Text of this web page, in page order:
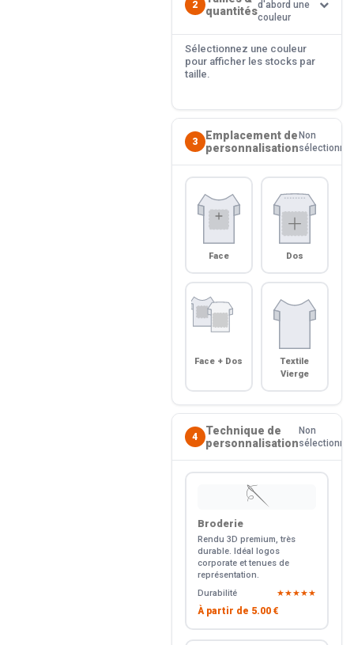
2
quantitésd'abord une
couleur
Sélectionnez une couleur
pour afficher les stocks par
taille.
3
Emplacement de
personnalisation
Non
sélectionné
Face Dos
Face + Dos
Textile
Vierge
4
Technique de
personnalisation
Non
sélectionné
🪡
Broderie
Rendu 3D premium, très
durable. Idéal logos
corporate et tenues de
représentation.
Durabilité
★★★★★
À partir de 5.00 €